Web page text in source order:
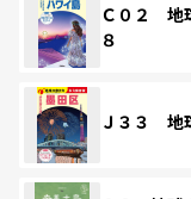
Ｃ０２ 地
８
Ｊ３３ 地